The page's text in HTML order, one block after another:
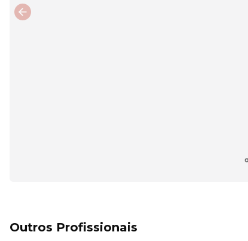
Previous slide
Outros Profissionais